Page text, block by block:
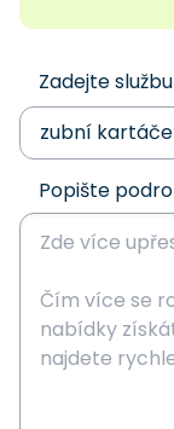
Zadejte
Popište